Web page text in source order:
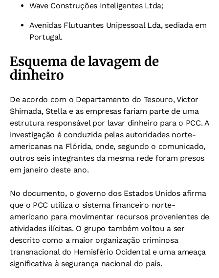
Wave Construções Inteligentes Ltda;
Avenidas Flutuantes Unipessoal Lda, sediada em
Portugal.
Esquema de lavagem de
dinheiro
De acordo com o Departamento do Tesouro, Victor
Shimada, Stella e as empresas fariam parte de uma
estrutura responsável por lavar dinheiro para o PCC. A
investigação é conduzida pelas autoridades norte-
americanas na Flórida, onde, segundo o comunicado,
outros seis integrantes da mesma rede foram presos
em janeiro deste ano.
No documento, o governo dos Estados Unidos afirma
que o PCC utiliza o sistema financeiro norte-
americano para movimentar recursos provenientes de
atividades ilícitas. O grupo também voltou a ser
descrito como a maior organização criminosa
transnacional do Hemisfério Ocidental e uma ameaça
significativa à segurança nacional do país.